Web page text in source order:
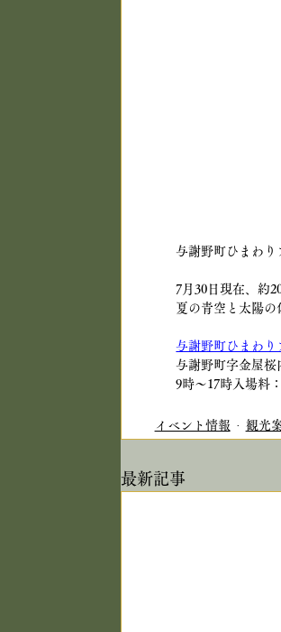
与謝野町ひまわり
7月30日現在、約
夏の青空と太陽の
与謝野町ひまわ
与謝野町字金屋桜
9時～17時入場料
イベント情報 観光
最新記事